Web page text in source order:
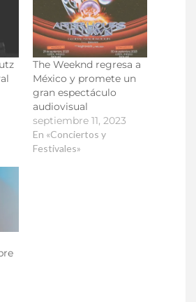
The Weeknd regresa a
México y promete un
gran espectáculo
audiovisual
septiembre 11, 2023
En «Conciertos y
Festivales»